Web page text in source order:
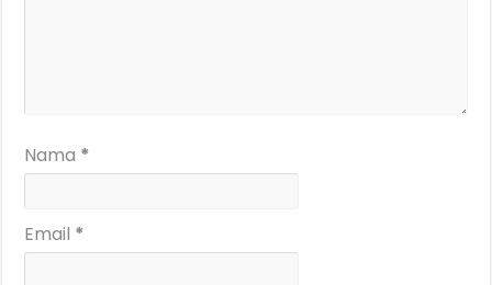
Nama *
Email *